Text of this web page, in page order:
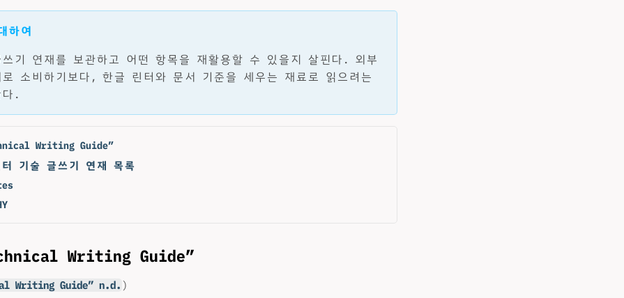
하여
쓰기 연재를 보관하고 어떤 항목을 재활용할 수 있을지 살핀다. 외부
로 소비하기보다, 한글 린터와 문서 기준을 세우는 재료로 읽으려는
다.
Writing Guide”
터 기술 글쓰기 연재 목록
Writing Guide”
Writing Guide” n.d. )